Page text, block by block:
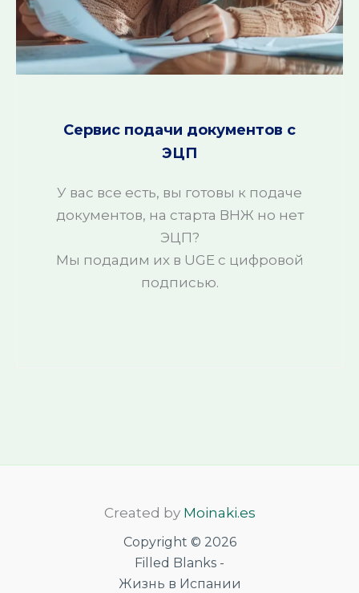
Сервис подачи документов с
ЭЦП
У вас все есть, вы готовы к подаче
документов, на старта ВНЖ но нет
ЭЦП?
Мы подадим их в UGE с цифровой
подписью.
Created by Moinaki.es
Copyright © 2026
Filled Blanks -
Жизнь в Испании